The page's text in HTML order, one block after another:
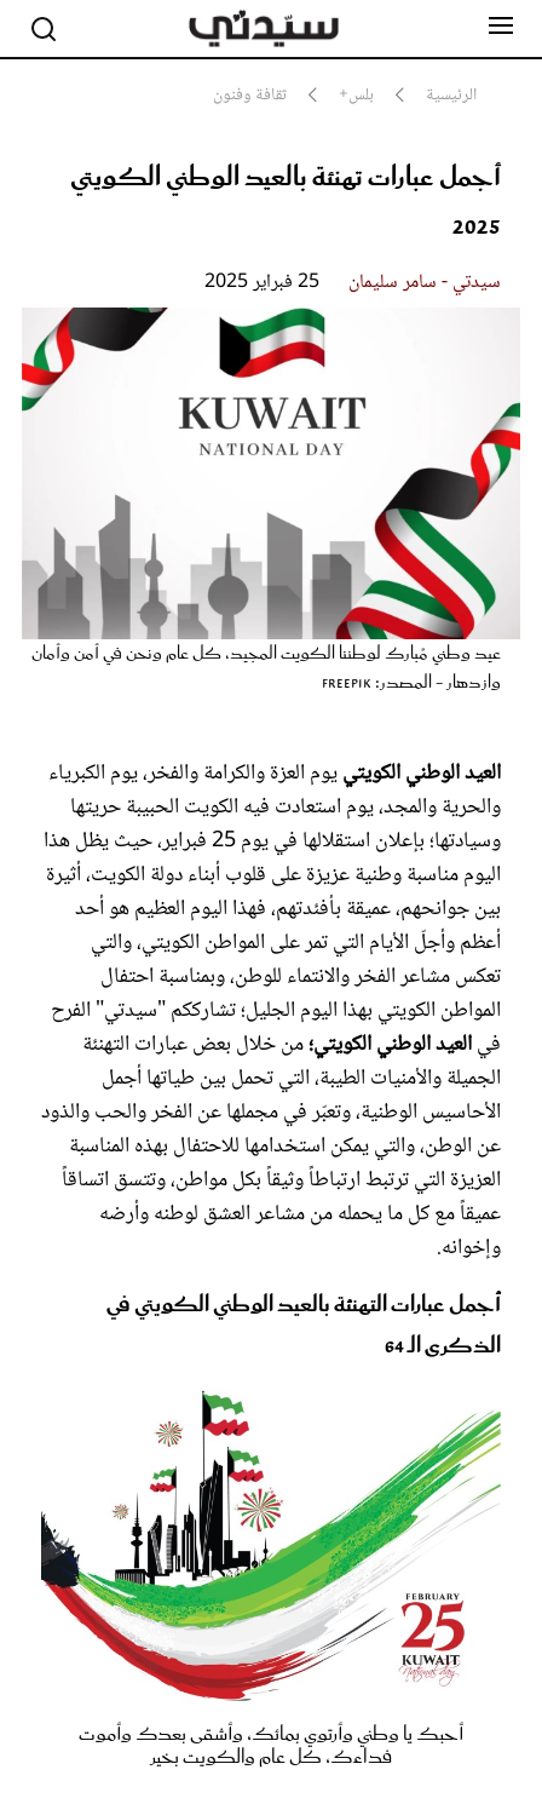
الرئيسية بلس+ ثقافة وفنون
أجمل عبارات تهنئة بالعيد الوطني الكويتي
2025
سيدتي - سامر سليمان 25 فبراير 2025
عيد وطني مُبارك لوطننا الكويت المجيد، كل عام ونحن في أمن وأمان
وازدهار - المصدر: freepik
العيد الوطني الكويتييوم العزة والكرامة والفخر، يوم الكبرياء
والحرية والمجد، يوم استعادت فيه الكويت الحبيبة حريتها
وسيادتها؛ بإعلان استقلالها في يوم 25 فبراير، حيث يظل هذا
اليوم مناسبة وطنية عزيزة على قلوب أبناء دولة الكويت، أثيرة
بين جوانحهم، عميقة بأفئدتهم، فهذا اليوم العظيم هو أحد
أعظم وأجلّ الأيام التي تمر على المواطن الكويتي، والتي
تعكس مشاعر الفخر والانتماء للوطن، وبمناسبة احتفال
المواطن الكويتي بهذا اليوم الجليل؛ تشارككم "سيدتي" الفرح
فيالعيد الوطني الكويتي؛من خلال بعض عبارات التهنئة
الجميلة والأمنيات الطيبة، التي تحمل بين طياتها أجمل
الأحاسيس الوطنية، وتعبّر في مجملها عن الفخر والحب والذود
عن الوطن، والتي يمكن استخدامها للاحتفال بهذه المناسبة
العزيزة التي ترتبط ارتباطاً وثيقاً بكل مواطن، وتتسق اتساقاً
عميقاً مع كل ما يحمله من مشاعر العشق لوطنه وأرضه
وإخوانه.
أجمل عبارات التهنئة بالعيد الوطني الكويتي في
الذكرى الـ 64
أحبك يا وطني وأرتوي بمائك، وأشقى بعدك وأموت
فداءك، كل عام والكويت بخير
مشاهير
أناقة
جمال
سيدتي وطفلك
فيديو
مطبخ سيدتي
مقالات الرأي
ستايل
عروس سيدتي
مجلة سيدتي
غلاف رفمي